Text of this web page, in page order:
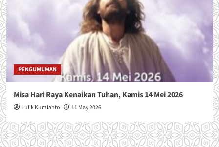
PENGUMUMAN
Misa Hari Raya Kenaikan Tuhan, Kamis 14 Mei 2026
Lulik Kurnianto 11 May 2026